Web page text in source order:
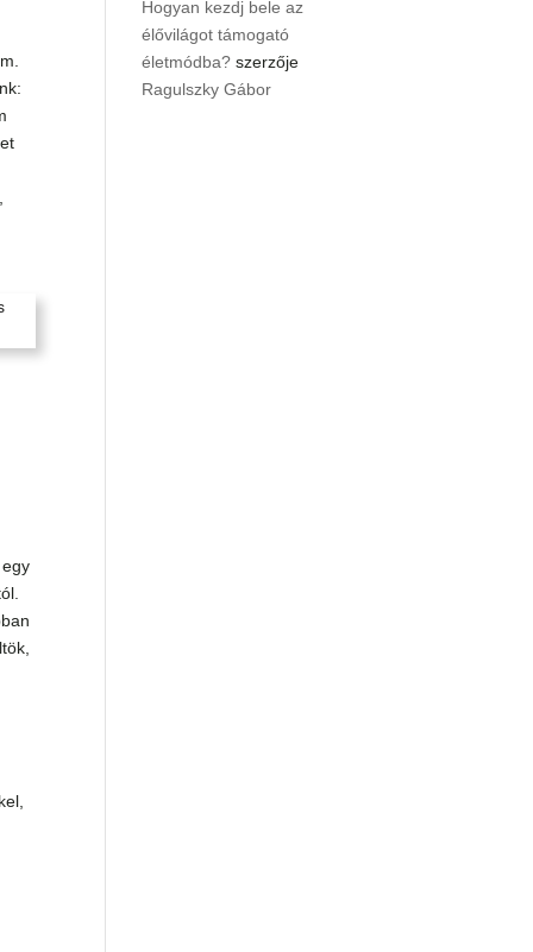
Hogyan kezdj bele az
élővilágot támogató
életmódba? szerzője
Ragulszky Gábor